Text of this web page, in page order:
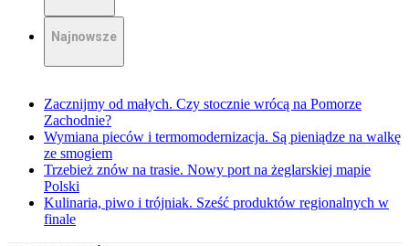
Najnowsze
Zacznijmy od małych. Czy stocznie wrócą na Pomorze
Zachodnie?
Wymiana pieców i termomodernizacja. Są pieniądze na walkę
ze smogiem
Trzebież znów na trasie. Nowy port na żeglarskiej mapie
Polski
Kulinaria, piwo i trójniak. Sześć produktów regionalnych w
finale